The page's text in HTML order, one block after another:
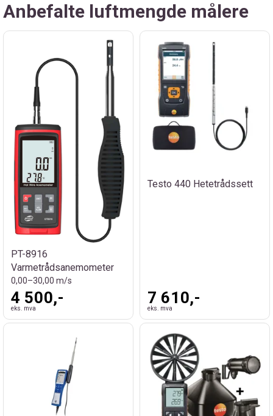
Anbefalte luftmengde målere
PT-8916
Varmetrådsanemometer
0,00–30,00 m/s
4 500,-
eks. mva
Testo 440 Hetetrådssett
7 610,-
eks. mva